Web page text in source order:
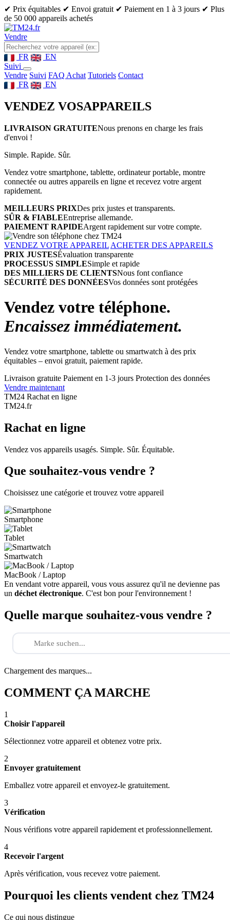
✔ Prix équitables ✔ Envoi gratuit ✔ Paiement en 1 à 3 jours ✔ Plus
de 50 000 appareils achetés
Vendre
FR
EN
Suivi
Vendre Suivi FAQ Achat Tutoriels Contact
FR
EN
VENDEZ VOSAPPAREILS
LIVRAISON GRATUITENous prenons en charge les frais
d'envoi !
Simple. Rapide. Sûr.
Vendez votre smartphone, tablette, ordinateur portable, montre
connectée ou autres appareils en ligne et recevez votre argent
rapidement.
MEILLEURS PRIXDes prix justes et transparents.
SÛR & FIABLEEntreprise allemande.
PAIEMENT RAPIDEArgent rapidement sur votre compte.
VENDEZ VOTRE APPAREIL ACHETER DES APPAREILS
PRIX JUSTESÉvaluation transparente
PROCESSUS SIMPLESimple et rapide
DES MILLIERS DE CLIENTSNous font confiance
SÉCURITÉ DES DONNÉESVos données sont protégées
Vendez votre téléphone.
Encaissez immédiatement.
Vendez votre smartphone, tablette ou smartwatch à des prix
équitables – envoi gratuit, paiement rapide.
Livraison gratuite Paiement en 1-3 jours Protection des données
Vendre maintenant
TM24 Rachat en ligne
TM24.fr
Rachat en ligne
Vendez vos appareils usagés. Simple. Sûr. Équitable.
Que souhaitez-vous vendre ?
Choisissez une catégorie et trouvez votre appareil
Smartphone
Tablet
Smartwatch
MacBook / Laptop
En vendant votre appareil, vous vous assurez qu'il ne devienne pas
un déchet électronique. C'est bon pour l'environnement !
Quelle marque souhaitez-vous vendre ?
Chargement des marques...
COMMENT ÇA MARCHE
1
Choisir l'appareil
Sélectionnez votre appareil et obtenez votre prix.
2
Envoyer gratuitement
Emballez votre appareil et envoyez-le gratuitement.
3
Vérification
Nous vérifions votre appareil rapidement et professionnellement.
4
Recevoir l'argent
Après vérification, vous recevez votre paiement.
Pourquoi les clients vendent chez TM24
Ce qui nous distingue